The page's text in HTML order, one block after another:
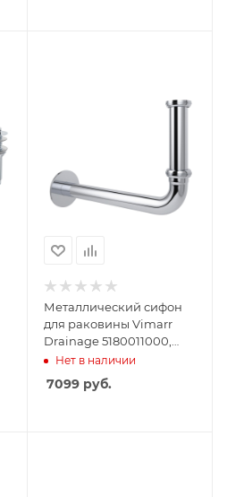
Металлический сифон
для раковины Vimarr
Drainage 5180011000,
хром
Нет в наличии
7099руб.